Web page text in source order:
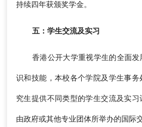
持续四年获颁奖学金。
五：学生交流及实习
香港公开大学重视学生的全面
识和技能，本校各个学院及学生事
究生提供不同类型的学生交流及实
由政府或其他专业团体所举办的国际